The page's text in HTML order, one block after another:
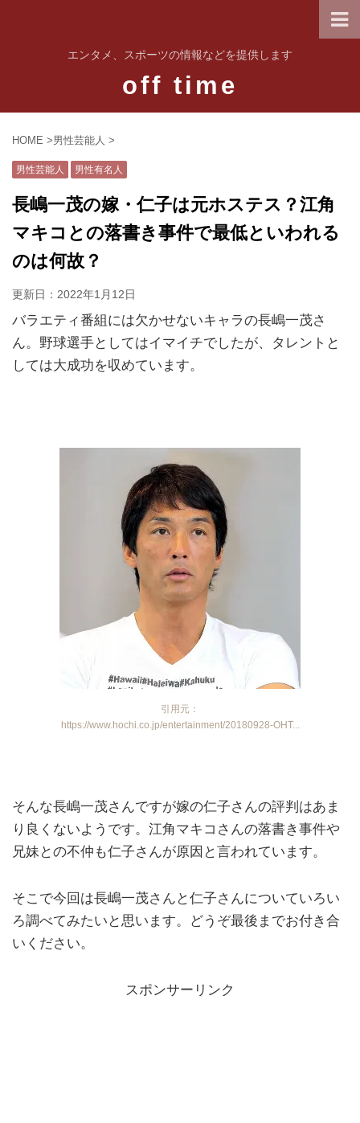
エンタメ、スポーツの情報などを提供します
off time
HOME >男性芸能人 >
男性芸能人 男性有名人
長嶋一茂の嫁・仁子は元ホステス？江角
マキコとの落書き事件で最低といわれる
のは何故？
更新日： 2022年1月12日
バラエティ番組には欠かせないキャラの長嶋一茂さ
ん。野球選手としてはイマイチでしたが、タレントと
しては大成功を収めています。
引用元：
https://www.hochi.co.jp/entertainment/20180928-OHT...
そんな長嶋一茂さんですが嫁の仁子さんの評判はあま
り良くないようです。江角マキコさんの落書き事件や
兄妹との不仲も仁子さんが原因と言われています。
そこで今回は長嶋一茂さんと仁子さんについていろい
ろ調べてみたいと思います。どうぞ最後までお付き合
いください。
スポンサーリンク